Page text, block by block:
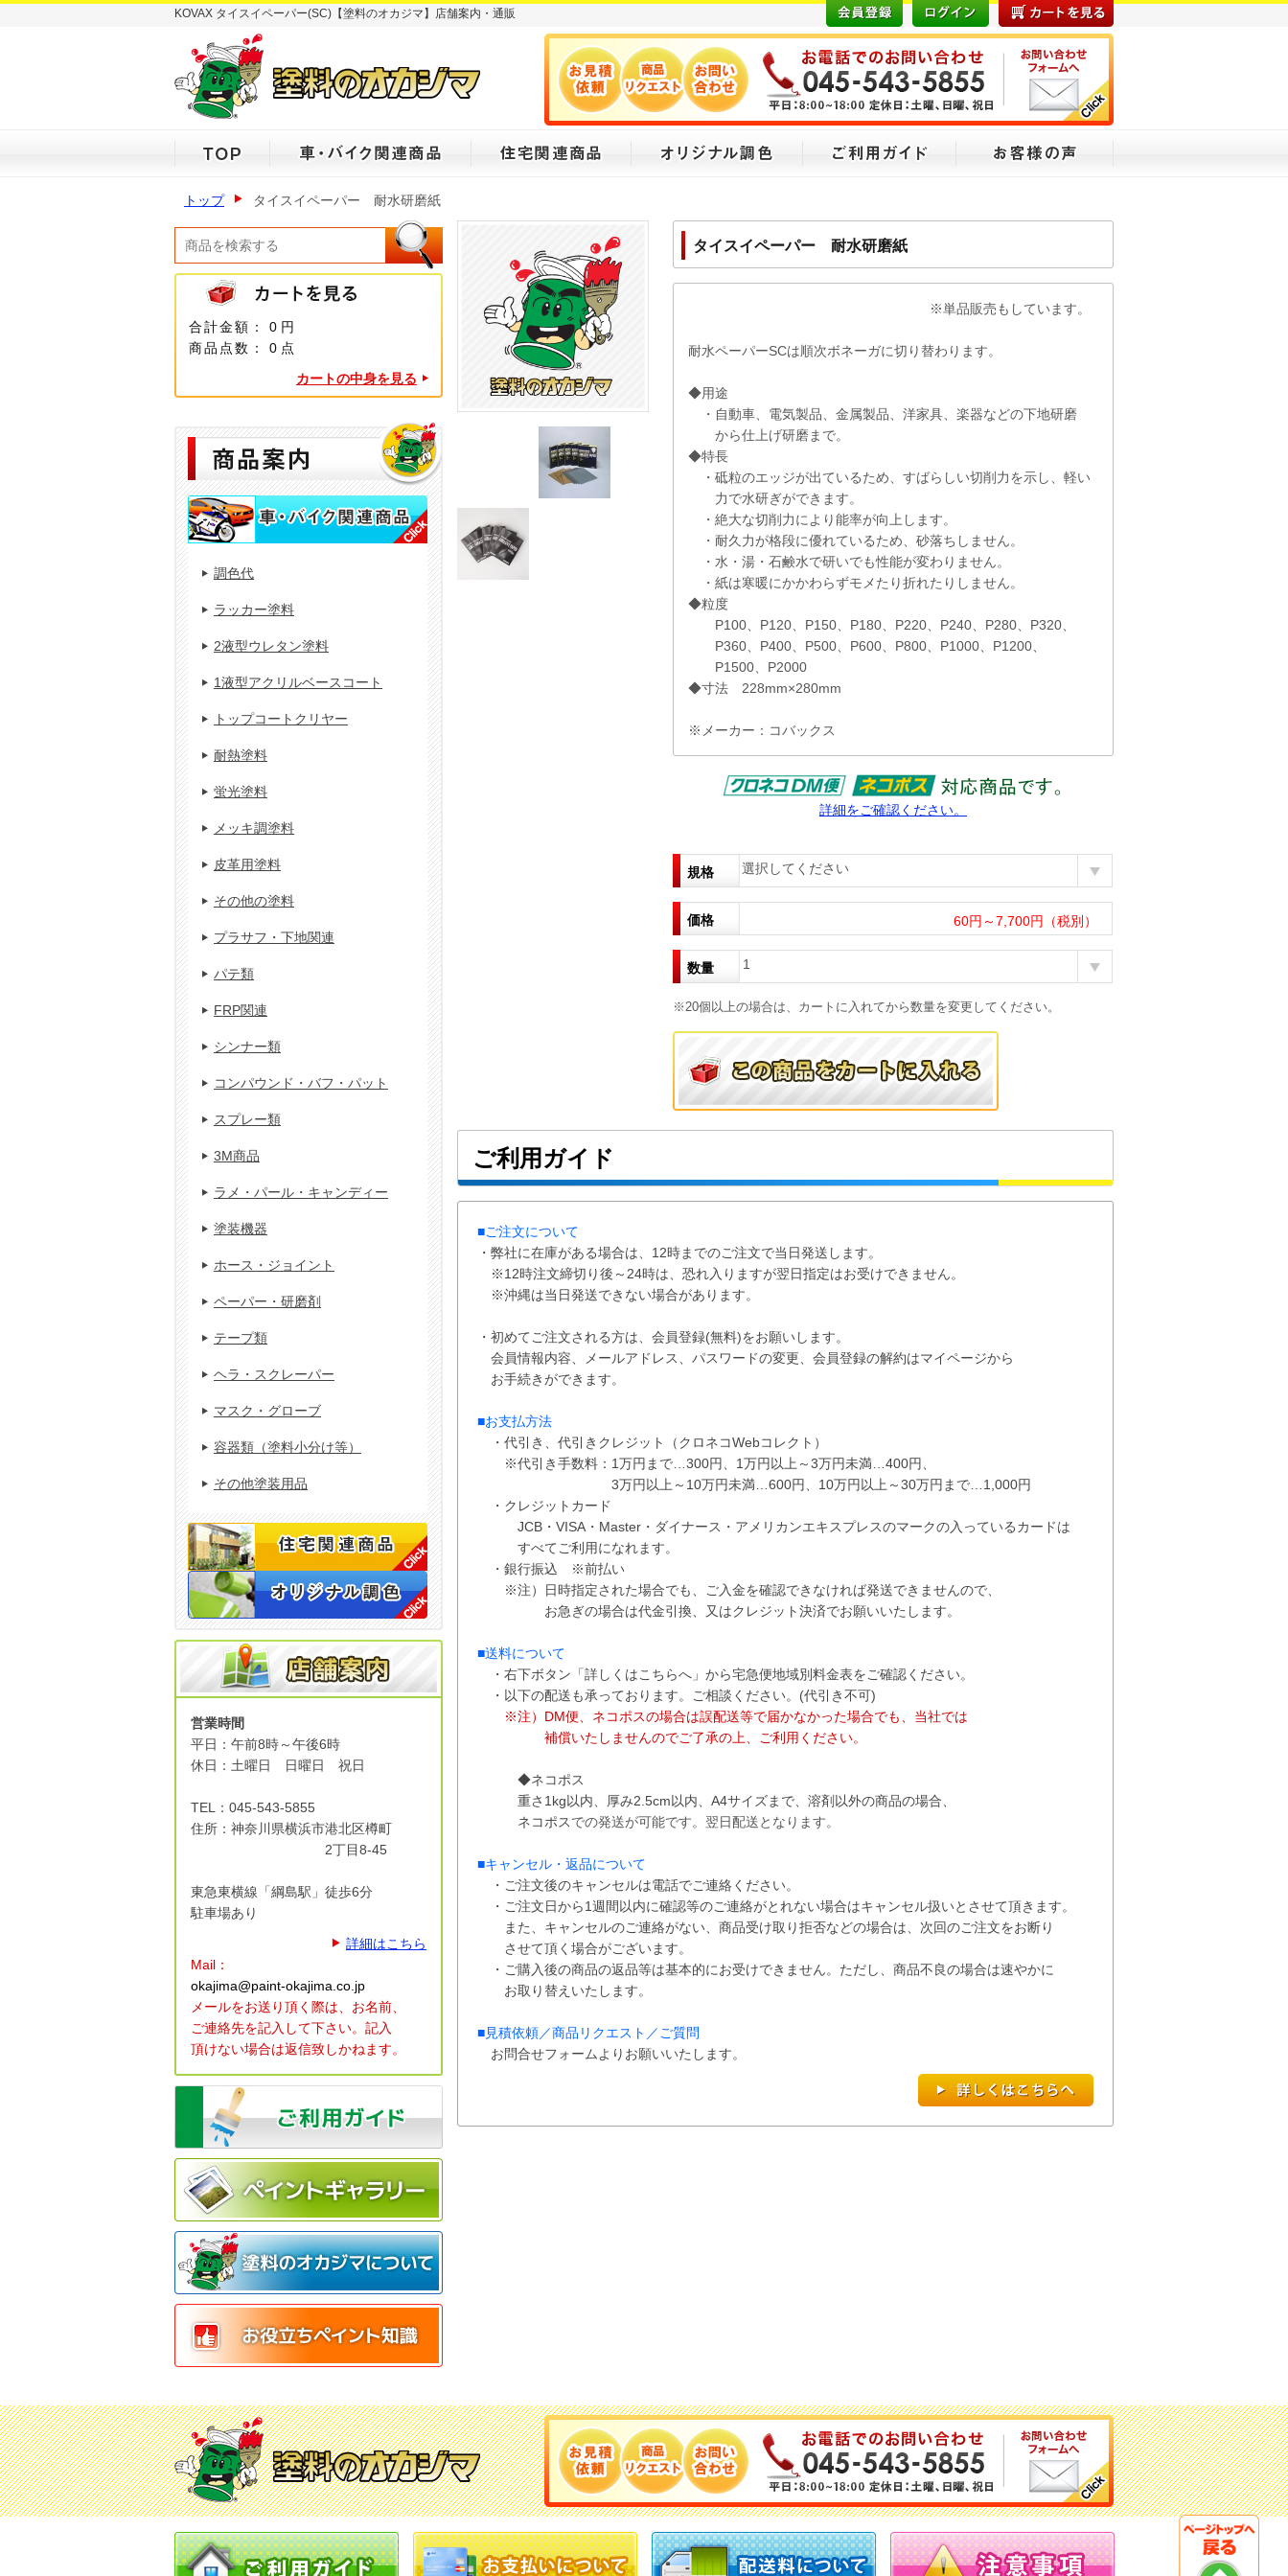
KOVAX タイスイペーパー(SC)【塗料のオカジマ】店舗案内・通販
トップ タイスイペーパー 耐水研磨紙
タイスイペーパー 耐水研磨紙
※単品販売もしています。
耐水ペーパーSCは順次ボネーガに切り替わります。
◆用途
・自動車、電気製品、金属製品、洋家具、楽器などの下地研磨
から仕上げ研磨まで。
◆特長
・砥粒のエッジが出ているため、すばらしい切削力を示し、軽い
力で水研ぎができます。
・絶大な切削力により能率が向上します。
・耐久力が格段に優れているため、砂落ちしません。
・水・湯・石鹸水で研いでも性能が変わりません。
・紙は寒暖にかかわらずモメたり折れたりしません。
◆粒度
P100、P120、P150、P180、P220、P240、P280、P320、
P360、P400、P500、P600、P800、P1000、P1200、
P1500、P2000
◆寸法 228mm×280mm
※メーカー：コバックス
詳細をご確認ください。
規格 選択してください
価格 60円～7,700円（税別）
数量 1
※20個以上の場合は、カートに入れてから数量を変更してください。
ご利用ガイド
■ご注文について
・弊社に在庫がある場合は、12時までのご注文で当日発送します。
※12時注文締切り後～24時は、恐れ入りますが翌日指定はお受けできません。
※沖縄は当日発送できない場合があります。
・初めてご注文される方は、会員登録(無料)をお願いします。
会員情報内容、メールアドレス、パスワードの変更、会員登録の解約はマイページから
お手続きができます。
■お支払方法
・代引き、代引きクレジット（クロネコWebコレクト）
※代引き手数料： 1万円まで…300円、 1万円以上～3万円未満…400円
3万円以上～10万円未満…600円
10万円以上～30万円まで…1,000円
・クレジットカード
JCB・VISA・Master・ダイナース・アメリカンエキスプレスのマークの入っているカードは
すべてご利用になれます。
・銀行振込 ※前払い
※注）日時指定された場合でも、ご入金を確認できなければ発送できませんので、
お急ぎの場合は代金引換、又はクレジット決済でお願いいたします。
■送料について
・右下ボタン 「詳しくはこちらへ」から宅急便地域別料金表をご確認ください。
・以下の配送も承っております。ご相談ください。(代引き不可)
※注）DM便、ネコポスの場合は誤配送等で届かなかった場合でも、当社では
補償いたしませんのでご了承の上、ご利用ください。
◆ネコポス
重さ1kg以内、
厚み2.5cm以内、A4サイズまで、溶剤以外の商品の場合、
ネコポスでの発送が可能です。 翌日配送となります。
■キャンセル・返品について
・ご注文後のキャンセルは電話でご連絡ください。
・ご注文日から1週間以内に確認等のご連絡がとれない場合はキャンセル扱いとさせて頂き ます。
また、 キャンセルのご連絡がない、商品受け取り拒否などの場合は、次回のご注文をお断り
させて頂く場合がございます。
・ご購入後の商品の返品等は基本的にお受けできません。ただし、商品不良の場合は速やかに
お取り替えいたします。
■見積依頼／商品リクエスト／ご質問
お問合せフォームよりお願いいたします。
合計金額：
0 円
商品点数：
0 点
カートの中身を見る
調色代
ラッカー塗料
2液型ウレタン塗料
1液型アクリルベースコート
トップコートクリヤー
耐熱塗料
蛍光塗料
メッキ調塗料
皮革用塗料
その他の塗料
プラサフ・下地関連
パテ類
FRP関連
シンナー類
コンパウンド・バフ・パット
スプレー類
3M商品
ラメ・パール・キャンディー
塗装機器
ホース・ジョイント
ペーパー・研磨剤
テープ類
ヘラ・スクレーパー
マスク・グローブ
容器類（塗料小分け等）
その他塗装用品
営業時間
平日：午前8時～午後6時
休日：土曜日 日曜日 祝日
TEL：045-543-5855
住所：神奈川県横浜市港北区樽町
2丁目8-45
東急東横線「綱島駅」徒歩6分
駐車場あり
詳細はこちら
Mail：
okajima@paint-okajima.co.jp
メールをお送り頂く際は、 お名前、
ご連絡先を記入して下さい。 記入
頂けない場合は返信致しかねます。